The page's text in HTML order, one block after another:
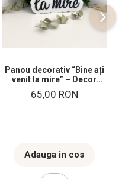
Panou decorativ “Bine ați
venit la mire” – Decor
elegant pentru o nuntă de
poveste
65,00 RON
Adauga in cos